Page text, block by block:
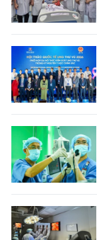
Media Kinh tế
Media Xã hội
Media Pháp
Media Du lịch
Media Thế giới
Media Giáo